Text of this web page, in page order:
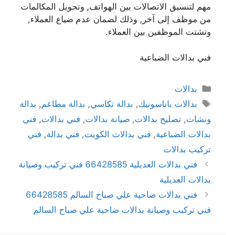
مهم لتنسيق الاتصالات بين الهواتف, وتحويل المكالمات
من موظف إلى آخر, وذلك لضمان عدم ضياع العملاء,
وتشتت الموظفين بين العملاء.
فني بدالات الضباعية
بدالات
بدالات باناسونيك, بدالة تكاسي, بدالة مطاعم, بدالة
ونشات, تصليح بدالات, صيانة بدالات, فني بدالات, فني
بدالات الضباعية, فني بدالات الكويت, فني بدالة, فني
تركيب بدالات
فني بدالات العديلية 66428585 فني تركيب وصيانة
بدالات العديلية
فني بدالات ضاحية علي صباح السالم 66428585
فني تركيب وصيانة بدالات ضاحية علي صباح السالم